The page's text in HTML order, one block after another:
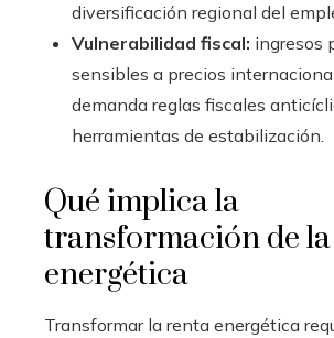
diversificación regional del
Vulnerabilidad fiscal: ingresos
sensibles a precios
demanda reglas fiscales
herramientas de estabilización.
Qué implica la
transformación de
energética
Transformar la renta energética